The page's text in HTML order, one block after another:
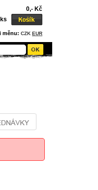
0,- Kč
měnu: CZK EUR